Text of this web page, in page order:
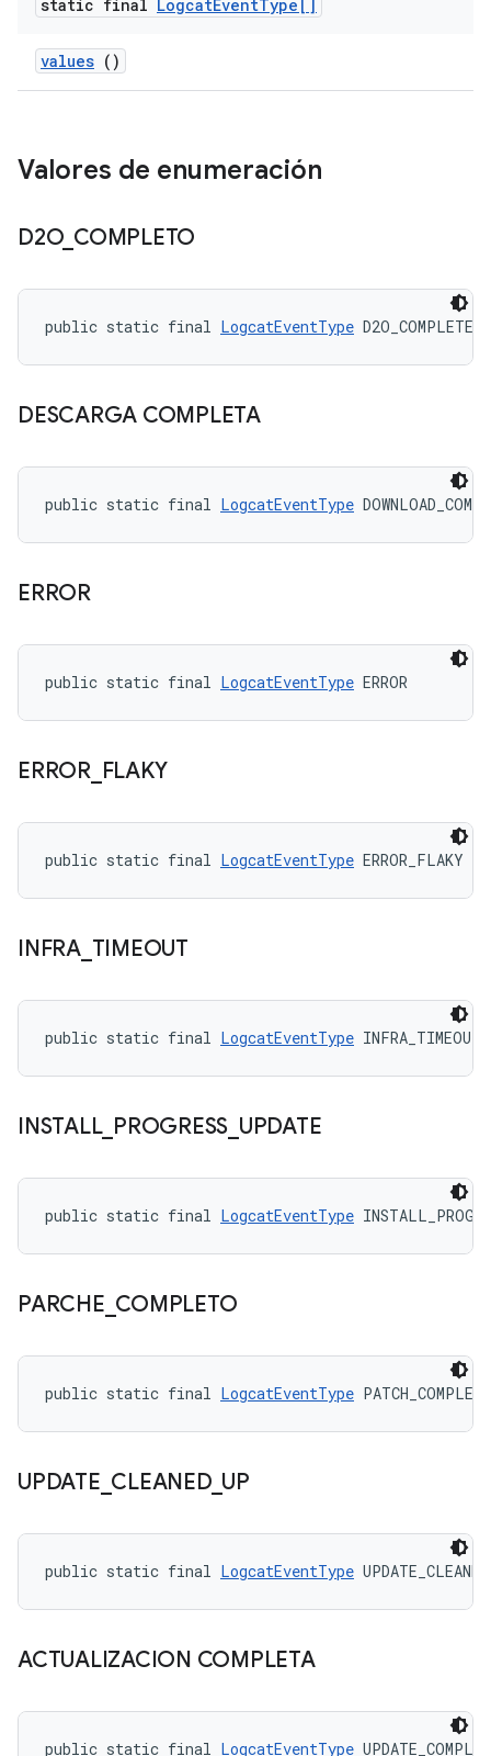
static final LogcatEventType[]
values ()
Valores de enumeración
D2O_ COMPLETO
public static final LogcatEventType D2O_COMPLETE
DESCARGA COMPLETA
public static final LogcatEventType
ERROR
public static final LogcatEventType ERROR
ERROR_ FLAKY
public static final LogcatEventType ERROR_FLAKY
INFRA_ TIMEOUT
public static final LogcatEventType INFRA_TIMEOUT
INSTALL_ PROGRESS UPDATE
public static final LogcatEventType
PARCHE COMPLETO
public static final LogcatEventType PATCH_COMPLETE
UPDATE CLEANED_ UP
public static final LogcatEventType
ACTUALIZACION COMPLETA
public static final LogcatEventType